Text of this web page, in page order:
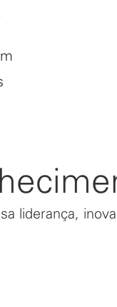
liderança,